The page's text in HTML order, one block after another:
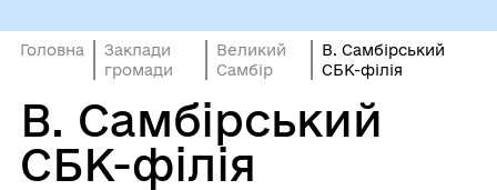
Головна
Заклади
громади
Великий
Самбір
В. Самбірський
CБК-філія
В. Самбірський
CБК-філія